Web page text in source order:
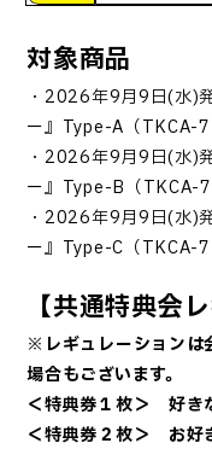
対象商品
・2026年9月9日(水)
ー』Type-A（TKCA-
・2026年9月9日(水)
ー』Type-B（TKCA-
・2026年9月9日(水)
ー』Type-C（TKCA-
【共通特典会
※レギュレーションは
場合もございます。
＜特典券１枚＞ 好き
＜特典券２枚＞ お好